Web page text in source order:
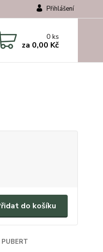
Přihlášení
0ks
za 0,00 Kč
do košíku
PUBERT